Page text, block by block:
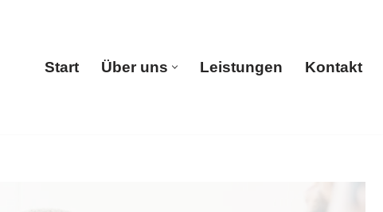
Start Über uns Leistungen Kontakt